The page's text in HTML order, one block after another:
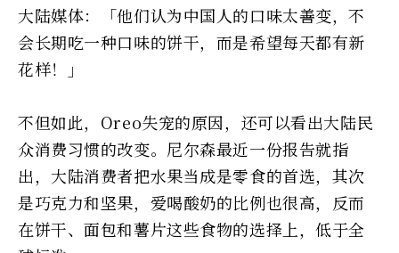
大陆媒体：「他们认为中国人的口味太善变，不
会长期吃一种口味的饼干，而是希望每天都有新
花样！」
不但如此，Oreo失宠的原因，还可以看出大陆民
众消费习惯的改变。尼尔森最近一份报告就指
出，大陆消费者把水果当成是零食的首选，其次
是巧克力和坚果，爱喝酸奶的比例也很高，反而
在饼干、面包和薯片这些食物的选择上，低于全